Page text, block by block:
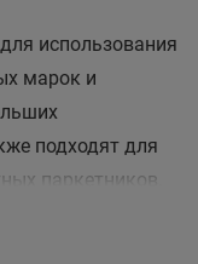
использования
марок и
подходят для
паркетников.
что